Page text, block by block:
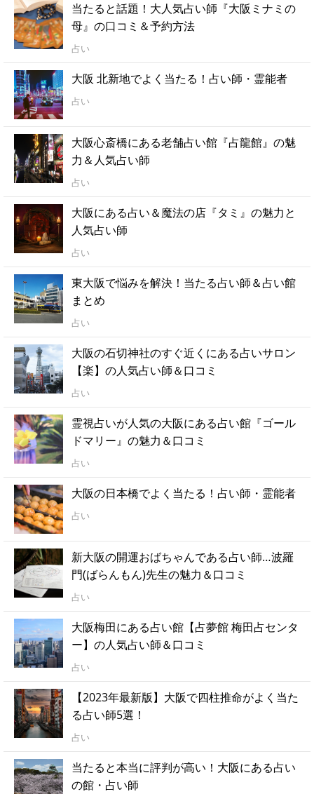
当たると話題！大人気占い師『大阪ミナミの
母』の口コミ＆予約方法
占い
大阪 北新地でよく当たる！占い師・霊能者
占い
大阪心斎橋にある老舗占い館『占龍館』の魅
力＆人気占い師
占い
大阪にある占い＆魔法の店『タミ』の魅力と
人気占い師
占い
東大阪で悩みを解決！当たる占い師＆占い館
まとめ
占い
大阪の石切神社のすぐ近くにある占いサロン
【楽】の人気占い師＆口コミ
占い
霊視占いが人気の大阪にある占い館『ゴール
ドマリー』の魅力＆口コミ
占い
大阪の日本橋でよく当たる！占い師・霊能者
占い
新大阪の開運おばちゃんである占い師…波羅
門(ばらんもん)先生の魅力＆口コミ
占い
大阪梅田にある占い館【占夢館 梅田占センタ
ー】の人気占い師＆口コミ
占い
【2023年最新版】大阪で四柱推命がよく当た
る占い師5選！
占い
当たると本当に評判が高い！大阪にある占い
の館・占い師